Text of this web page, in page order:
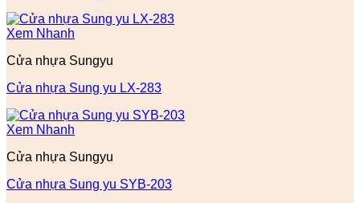
Xem Nhanh
Cửa nhựa Sungyu
Cửa nhựa Sung yu LX-283
Xem Nhanh
Cửa nhựa Sungyu
Cửa nhựa Sung yu SYB-203